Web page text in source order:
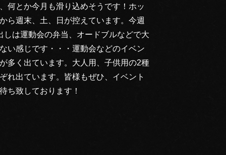
とか今月も滑り込めそうです！ホッ
ら週末、土、日が控えています。今週
しは運動会の弁当、オードブルなどで大
い感じです・・・運動会などのイベン
多く出ています。大人用、子供用の2種
れ出ています。皆様もぜひ、イベント
ち致しております！